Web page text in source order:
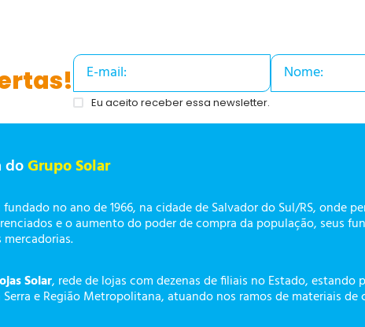
Eu aceito receber essa newsletter.
doGrupo Solar
no ano de 1966, na cidade de Salvador do Sul/RS, onde
e o aumento do poder de compra da população, seus
Solar, rede de lojas com dezenas de filiais no Estado, estando
Serra e Região Metropolitana, atuando nos ramos de materiais